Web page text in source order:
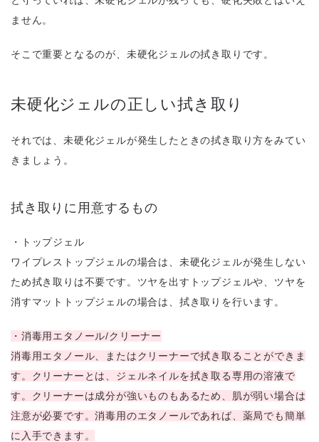
ません。
そこで重要となるのが、未硬化ジェルの拭き取りです。
未硬化ジェルの正しい拭き取り
それでは、未硬化ジェルが発生したときの拭き取り方をみてい
きましょう。
拭き取りに用意するもの
・トップジェル
ワイプレストップジェルの場合は、未硬化ジェルが発生しない
ため拭き取りは不要です。ツヤを出すトップジェルや、ツヤを
消すマットトップジェルの場合は、拭き取りを行います。
・消毒用エタノール/クリーナー
消毒用エタノール、またはクリーナーで拭き取ることができま
す。クリーナーとは、ジェルネイルを拭き取る専用の溶液で
す。クリーナーは成分が強いものもあるため、肌が弱い場合は
注意が必要です。消毒用のエタノールであれば、薬局でも簡単
に入手できます。